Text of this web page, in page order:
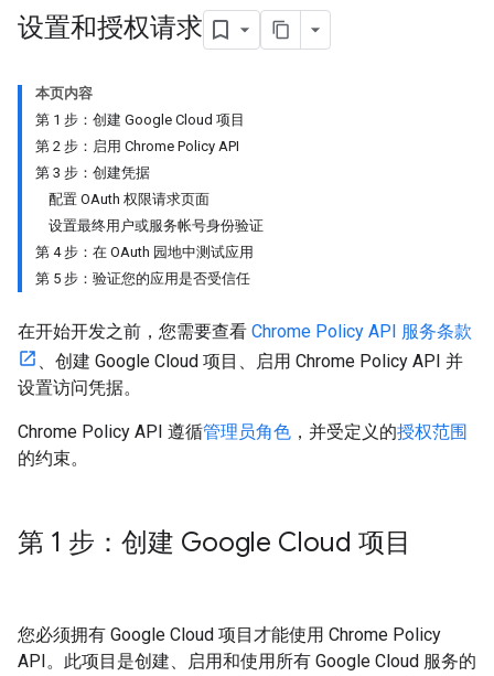
设置和授权请求
本页内容
第 1 步：创建 Google Cloud 项目
第 2 步：启用 Chrome Policy API
第 3 步：创建凭据
配置 OAuth 权限请求页面
设置最终用户或服务帐号身份验证
第 4 步：在 OAuth 园地中测试应用
第 5 步：验证您的应用是否受信任
在开始开发之前，您需要查看 Chrome Policy API 服务条款
、创建 Google Cloud 项目、启用 Chrome Policy API 并
设置访问凭据。
Chrome Policy API 遵循管理员角色 ，并受定义的授权范围
的约束。
第 1 步：创建 Google Cloud 项目
您必须拥有 Google Cloud 项目才能使用 Chrome Policy
API。此项目是创建、启用和使用所有 Google Cloud 服务的